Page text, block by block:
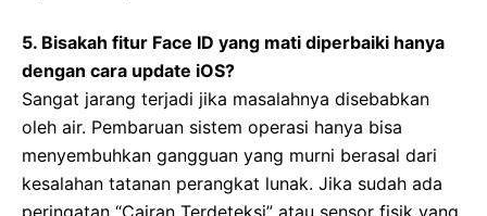
5. Bisakah fitur Face ID yang mati diperbaiki hanya
dengan cara update iOS?
Sangat jarang terjadi jika masalahnya disebabkan
oleh air. Pembaruan sistem operasi hanya bisa
menyembuhkan gangguan yang murni berasal dari
kesalahan tatanan perangkat lunak. Jika sudah ada
peringatan “Cairan Terdeteksi” atau sensor fisik yang